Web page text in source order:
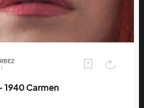
1940 Carmen